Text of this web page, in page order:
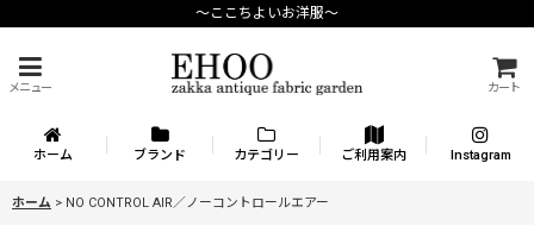
〜ここちよいお洋服〜
メニュー カート
ホーム ブランド カテゴリー ご利用案内 Instagram
ホーム > NO CONTROL AIR／ノーコントロールエアー